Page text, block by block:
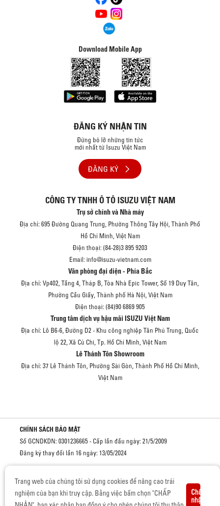
Trang web của chúng tôi sử dụng cookies để nâng cao trải
nghiệm của bạn khi truy cập. Bằng việc bấm chọn "CHẤP
Chấp
nhận
Download Mobile App
ĐĂNG KÝ NHẬN TIN
Đừng bỏ lỡ những tin tức
mới nhất từ Isuzu Việt Nam
ĐĂNG KÝ
CÔNG TY TNHH Ô TÔ ISUZU VIỆT NAM
Trụ sở chính và Nhà máy
Địa chỉ: 695 Đường Quang Trung, Phường Thông Tây Hội, Thành Phố
Hồ Chí Minh, Việt Nam
Điện thoại: (84-28)3 895 9203
Email: info@isuzu-vietnam.com
Văn phòng đại diện - Phía Bắc
Địa chỉ: Vp402, Tầng 4, Tháp B, Tòa Nhà Epic Tower, Số 19 Duy Tân,
Phường Cầu Giấy, Thành phố Hà Nội, Việt Nam
Điện thoại: (84)90 6869 905
Trung tâm dịch vụ hậu mãi ISUZU Việt Nam
Địa chỉ: Lô B6-6, Đường D2 - Khu công nghiệp Tân Phú Trung, Quốc
lộ 22, Xã Củ Chi, Tp. Hồ Chí Minh, Việt Nam
Lê Thánh Tôn Showroom
Địa chỉ: 37 Lê Thánh Tôn, Phường Sài Gòn, Thành Phố Hồ Chí Minh,
Việt Nam
CHÍNH SÁCH BẢO MẬT
Số GCNDKDN: 0301236665 - Cấp lần đầu ngày: 21/5/2009
Đăng ký thay đổi lần 16 ngày: 13/05/2024
Cơ quan cấp: Sở kế hoạch và đầu tư Thành phố Hồ Chí Minh